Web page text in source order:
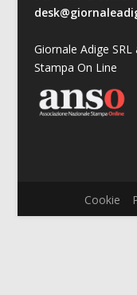
Giornale Adige
Stampa On Line
Cookie